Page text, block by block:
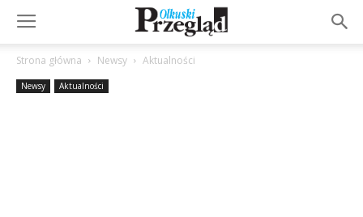
Strona główna Newsy Aktualności
Newsy Aktualności